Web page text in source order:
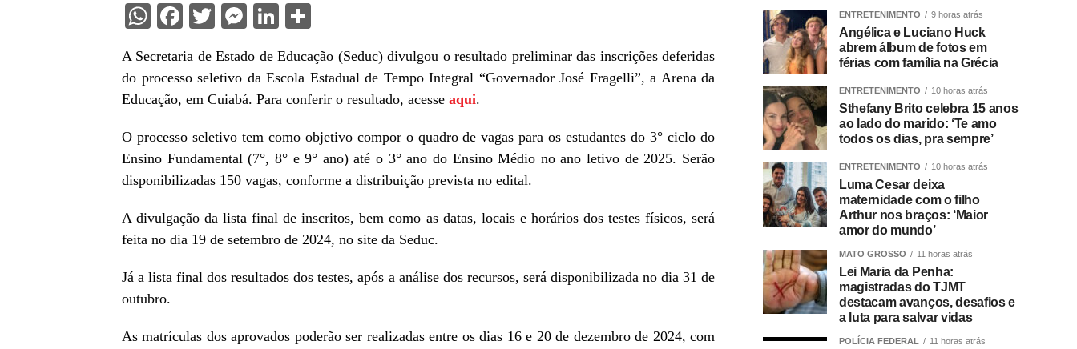
WhatsApp
Facebook
TwitterMessenger
LinkedIn
A Secretaria de Estado de Educação (Seduc) divulgou o resultado preliminar das inscrições deferidas
do processo seletivo da Escola Estadual de Tempo Integral “Governador José Fragelli”, a Arena da
Educação, em Cuiabá. Para conferir o resultado, acesse aqui.
O processo seletivo tem como objetivo compor o quadro de vagas para os estudantes do 3° ciclo do
Ensino Fundamental (7°, 8° e 9° ano) até o 3° ano do Ensino Médio no ano letivo de 2025. Serão
disponibilizadas 150 vagas, conforme a distribuição prevista no edital.
A divulgação da lista final de inscritos, bem como as datas, locais e horários dos testes físicos, será
feita no dia 19 de setembro de 2024, no site da Seduc.
Já a lista final dos resultados dos testes, após a análise dos recursos, será disponibilizada no dia 31 de
outubro.
As matrículas dos aprovados poderão ser realizadas entre os dias 16 e 20 de dezembro de 2024, com
ENTRETENIMENTO 9 horas atrás
Angélica e Luciano Huck
abrem álbum de fotos em
férias com família na Grécia
ENTRETENIMENTO 10 horas atrás
Sthefany Brito celebra 15 anos
ao lado do marido: ‘Te amo
todos os dias, pra sempre’
ENTRETENIMENTO 10 horas atrás
Luma Cesar deixa
maternidade com o filho
Arthur nos braços: ‘Maior
amor do mundo’
MATO GROSSO 11 horas atrás
Lei Maria da Penha:
magistradas do TJMT
destacam avanços, desafios e
a luta para salvar vidas
POLÍCIA FEDERAL 11 horas atrás